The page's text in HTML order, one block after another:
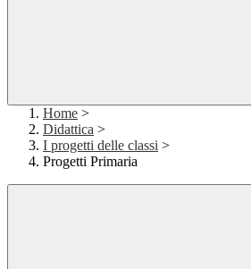
Home >
Didattica >
I progetti delle classi >
Progetti Primaria